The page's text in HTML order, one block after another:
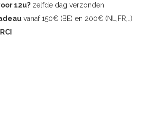
12u? zelfde dag verzonden
vanaf 150€ (BE) en 200€ (NL,FR,..)